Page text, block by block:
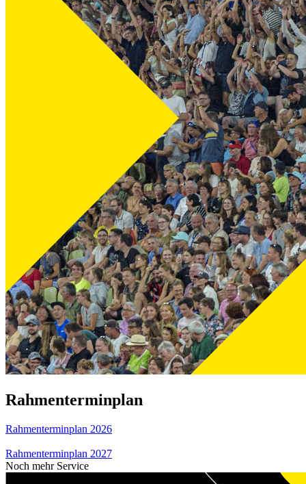
Rahmenterminplan
Rahmenterminplan 2026
Rahmenterminplan 2027
Noch mehr Service